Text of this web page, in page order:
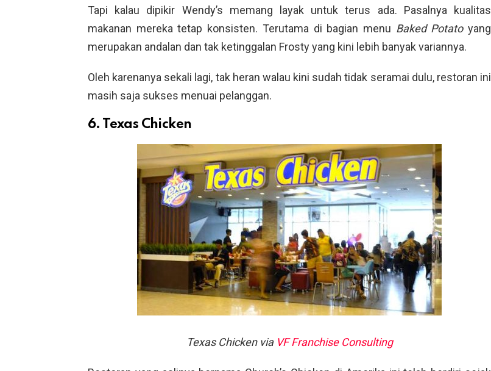
Tapi kalau dipikir Wendy’s memang layak untuk terus ada. Pasalnya kualitas
makanan mereka tetap konsisten. Terutama di bagian menu Baked Potatoyang
merupakan andalan dan tak ketinggalan Frosty yang kini lebih banyak variannya.
Oleh karenanya sekali lagi, tak heran walau kini sudah tidak seramai dulu, restoran ini
masih saja sukses menuai pelanggan.
6. Texas Chicken
Texas Chicken via VF Franchise Consulting